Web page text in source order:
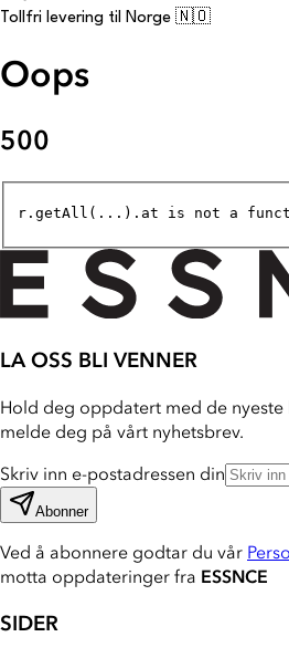
Tollfri levering til Norge 🇳🇴
Oops
500
r.getAll(...).at is not a
LA OSS BLI VENNER
Hold deg oppdatert med de nyeste
melde deg på vårt nyhetsbrev.
Skriv inn e-postadressen din
Abonner
Ved å abonnere godtar du vår
motta oppdateringer fra ESSNCE
SIDER